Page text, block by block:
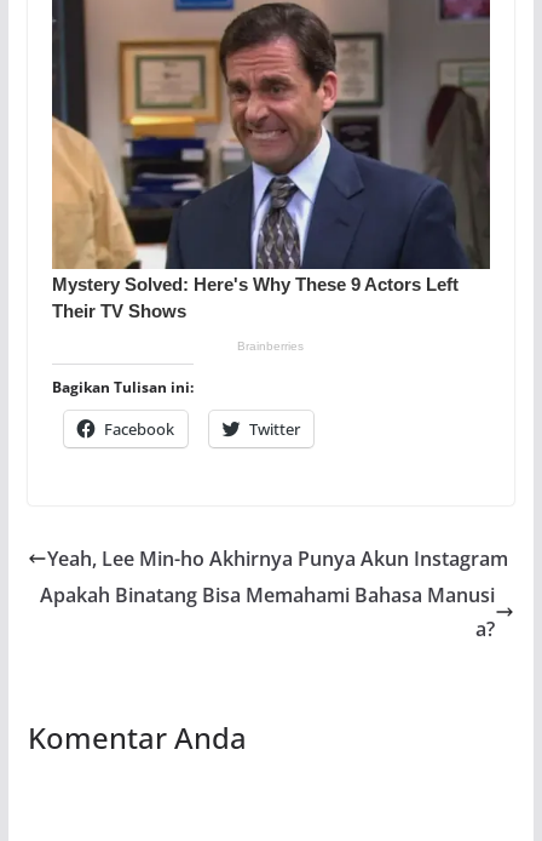
Bagikan Tulisan ini:
Facebook Twitter
Yeah, Lee Min-ho Akhirnya Punya Akun Instagram
Apakah Binatang Bisa Memahami Bahasa Manusi
a?
Komentar Anda